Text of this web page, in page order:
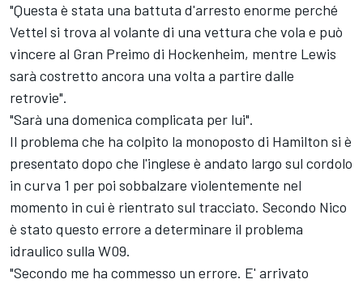
"Questa è stata una battuta d'arresto enorme perché
Vettel si trova al volante di una vettura che vola e può
vincere al Gran Preimo di Hockenheim, mentre Lewis
sarà costretto ancora una volta a partire dalle
retrovie".
"Sarà una domenica complicata per lui".
Il problema che ha colpito la monoposto di Hamilton si è
presentato dopo che l'inglese è andato largo sul cordolo
in curva 1 per poi sobbalzare violentemente nel
momento in cui è rientrato sul tracciato. Secondo Nico
è stato questo errore a determinare il problema
idraulico sulla W09.
"Secondo me ha commesso un errore. E' arrivato